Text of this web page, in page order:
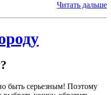
Читать дальше
быть серьезным! Поэтому